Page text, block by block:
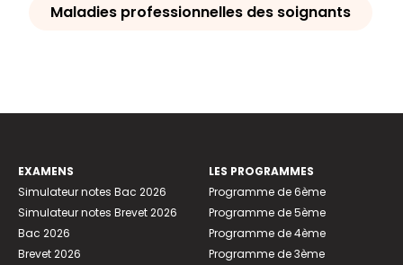
Maladies professionnelles des soignants
EXAMENS
Simulateur notes Bac 2026
Simulateur notes Brevet 2026
Bac 2026
Brevet 2026
LES PROGRAMMES
Programme de 6ème
Programme de 5ème
Programme de 4ème
Programme de 3ème